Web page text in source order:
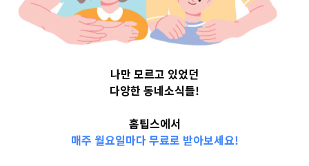
나만 모르고 있었던
다양한 동네소식들!
홈팁스에서
매주 월요일마다 무료로 받아보세요!